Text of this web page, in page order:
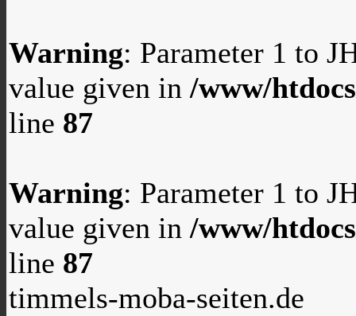
Warning: Parameter 1 to
value given in /www/
line 87
Warning: Parameter 1 to
value given in /www/
line 87
timmels-moba-seiten.de